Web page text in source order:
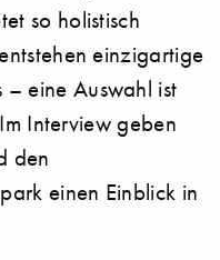
so holistisch
einzigartige
eine Auswahl ist
Interview geben
den
einen Einblick in